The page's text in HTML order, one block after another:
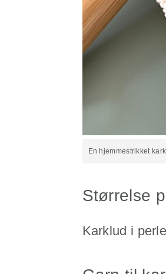
En hjemmestrikket
Størrelse
Karklud i